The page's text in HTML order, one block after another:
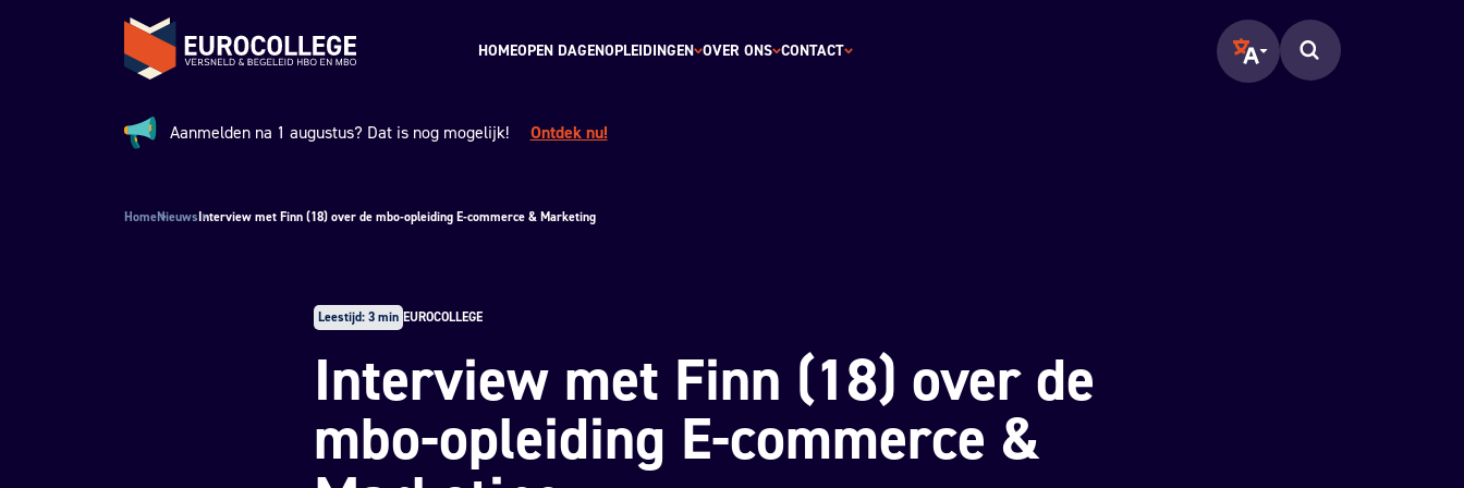
Spring naar hoofdinhoudTerug naar de homepage
HOMEOPEN DAGENOPLEIDINGEN OVER ONS CONTACT Translate page to another
Zoeken op de pagina.
Aankondiging:
Aanmelden na 1 augustus? Dat is nog mogelijk! Ontdek nu!
HomeNieuwsInterview met Finn (18) over de mbo-opleiding E-commerce & Marketing
Leestijd: 3 min EUROCOLLEGE
Interview met Finn (18) over de
mbo-opleiding E-commerce &